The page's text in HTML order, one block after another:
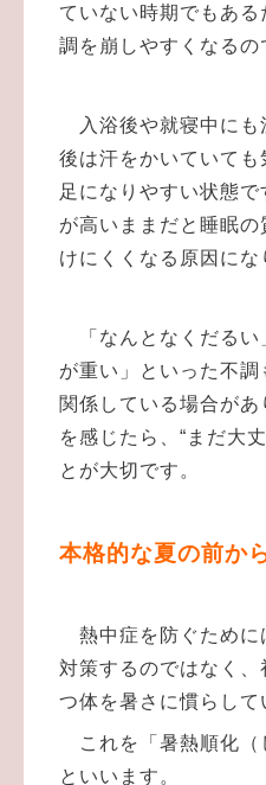
ていない時期でもあ
調を崩しやすくなるの
入浴後や就寝中にも
後は汗をかいていて
足になりやすい状態
が高いままだと睡眠
けにくくなる原因にな
「なんとなくだるい
が重い」といった不
関係している場合が
を感じたら、“まだ大
とが大切です。
本格的な夏の前か
熱中症を防ぐために
対策するのではなく
つ体を暑さに慣らして
これを「暑熱順化（
といいます。